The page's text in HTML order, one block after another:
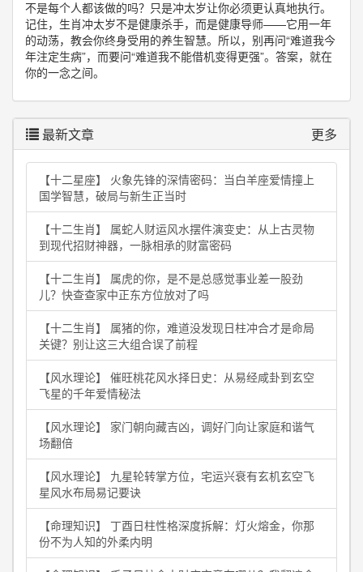
不是每个人都该做的吗？只是冲太岁让你必须更认真地执行。
记住，生肖冲太岁不是健康杀手，而是健康导师——它用一年
的动荡，教会你终身受用的养生智慧。所以，别再问“难道我今
年注定生病”，而要问“难道我不能借机变得更强”。答案，就在
你的一念之间。
最新文章 更多
【十二星座】 火象先锋的深情密码：当白羊座爱情撞上
国学智慧，破局与新生正当时
【十二生肖】 属蛇人财运风水摆件演变史：从上古灵物
到现代招财神器，一脉相承的财富密码
【十二生肖】 属虎的你，是不是总感觉事业差一股劲
儿？快查查家中正东方位放对了吗
【十二生肖】 属猪的你，难道没发现日柱冲合才是命局
关键？别让这三大组合误了前程
【风水理论】 催旺桃花风水择日史：从易经咸卦到玄空
飞星的千年爱情秘法
【风水理论】 家门朝向藏吉凶，调好门向让家庭和谐气
场翻倍
【风水理论】 九星轮转掌方位，宅运兴衰有玄机玄空飞
星风水布局易记要诀
【命理知识】 丁酉日柱性格深度拆解：灯火熔金，你那
份不为人知的外柔内明